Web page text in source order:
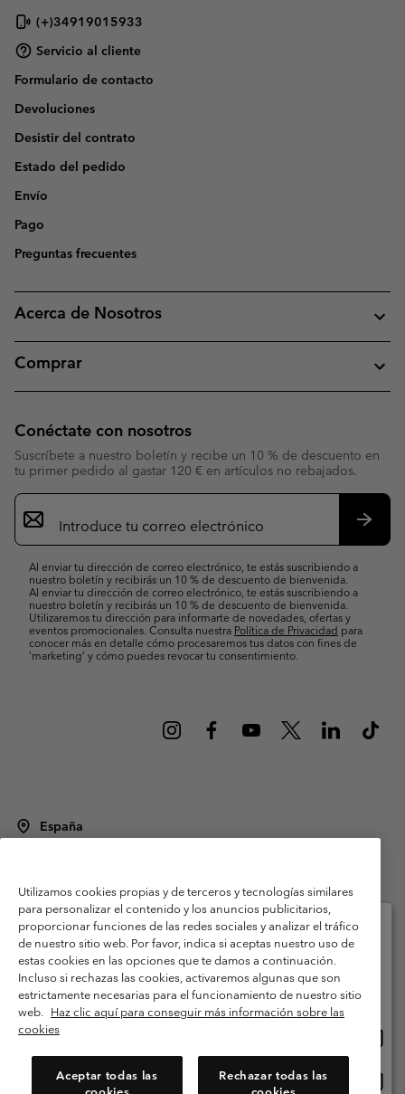
(+)34919015933
Servicio al cliente
Formulario de contacto
Devoluciones
Desistir del contrato
Estado del pedido
Envío
Pago
Preguntas frecuentes
Acerca de Nosotros
Comprar
Conéctate con nosotros
Suscríbete a nuestro boletín y recibe un 10 % de descuento en
tu primer pedido al gastar 120 € en artículos no rebajados.
Suscripción
de
correo
Al enviar tu dirección de correo electrónico, te estás suscribiendo a
nuestro boletín y recibirás un 10 % de descuento de bienvenida.
Al enviar tu dirección de correo electrónico, te estás suscribiendo a
nuestro boletín y recibirás un 10 % de descuento de bienvenida.
Utilizaremos tu dirección para informarte de novedades, ofertas y
eventos promocionales. Consulta nuestra Política de Privacidad para
conocer más en detalle cómo procesaremos tus datos con fines de
’marketing’ y cómo puedes revocar tu consentimiento.
España
Condiciones de uso
Terminos de Venta
Garantía
Política de Privacidad
Términos y condiciones del programa de miembros
Términos De Uso Del Contenido Generado Por Los Usuarios
Impressum
Cookies Public CBCR
Servicio al cliente: Lu. - Vi. de 9:00 a 13:00 y de 14:00 a 18:00
Utilizamos cookies propias y de terceros y tecnologías similares
para personalizar el contenido y los anuncios publicitarios,
proporcionar funciones de las redes sociales y analizar el tráfico
de nuestro sitio web. Por favor, indica si aceptas nuestro uso de
estas cookies en las opciones que te damos a continuación.
Incluso si rechazas las cookies, activaremos algunas que son
estrictamente necesarias para el funcionamiento de nuestro sitio
web. Haz clic aquí para conseguir más información sobre las
cookies
Aceptar todas las
Rechazar todas las
Selecciona tu país e idioma envío
Compras en línea disponibles
línea
España